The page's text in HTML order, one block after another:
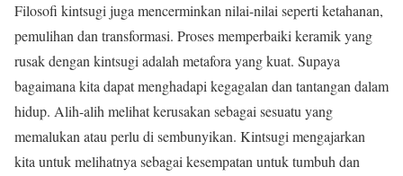
Filosofi kintsugi juga mencerminkan nilai-nilai seperti ketahanan,
pemulihan dan transformasi. Proses memperbaiki keramik yang
rusak dengan kintsugi adalah metafora yang kuat. Supaya
bagaimana kita dapat menghadapi kegagalan dan tantangan dalam
hidup. Alih-alih melihat kerusakan sebagai sesuatu yang
memalukan atau perlu di sembunyikan. Kintsugi mengajarkan
kita untuk melihatnya sebagai kesempatan untuk tumbuh dan